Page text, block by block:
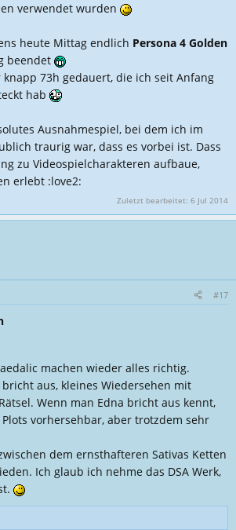
verwendet wurden
heute Mittag endlich Persona 4 Golden
beendet
73h gedauert, die ich seit Anfang
hab
Ausnahmespiel, bei dem ich im
traurig war, dass es vorbei ist. Dass
zu Videospielcharakteren aufbaue,
erlebt :love2:
Zuletzt bearbeitet: 6 Jul 2014
#17
machen wieder alles richtig.
aus, kleines Wiedersehen mit
Wenn man Edna bricht aus kennt,
vorhersehbar, aber trotzdem sehr
dem ernsthafteren Sativas Ketten
Ich glaub ich nehme das DSA Werk,